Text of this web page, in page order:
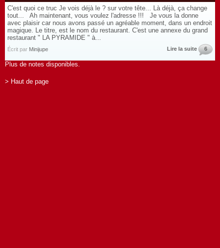
C'est quoi ce truc Je vois déjà le ? sur votre tête... Là déjà, ça change
tout... Ah maintenant, vous voulez l'adresse !!! Je vous la donne
avec plaisir car nous avons passé un agréable moment, dans un endroit
magique. Le titre, est le nom du restaurant. C'est une annexe du grand
restaurant " LA PYRAMIDE " à...
Écrit par Minijupe Lire la suite 6
Plus de notes disponibles.
> Haut de page